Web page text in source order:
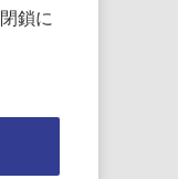
鎖に